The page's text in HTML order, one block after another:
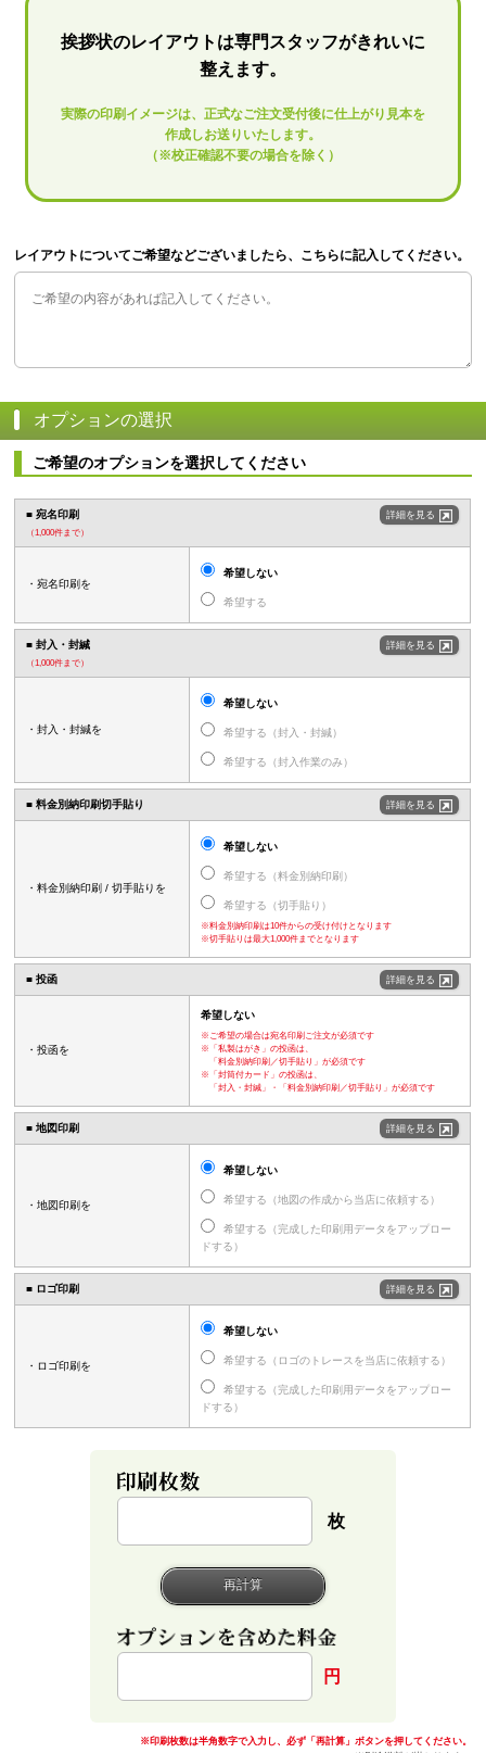
挨拶状のレイアウトは専門スタッフがきれいに
整えます。
実際の印刷イメージは、正式なご注文受付後に仕上がり見本を
作成しお送りいたします。
（※校正確認不要の場合を除く）
レイアウトについてご希望などございましたら、こちらに記入してください。
オプションの選択
ご希望のオプションを選択してください
■ 宛名印刷
（1,000件まで）
詳細を見る
・宛名印刷を
希望しない
希望する
■ 封入・封緘
（1,000件まで）
詳細を見る
・封入・封緘を
希望しない
希望する（封入・封緘）
希望する（封入作業のみ）
■ 料金別納印刷切手貼り 詳細を見る
・料金別納印刷 / 切手貼りを
希望しない
希望する（料金別納印刷）
希望する（切手貼り）
※料金別納印刷は10件からの受け付けとなります
※切手貼りは最大1,000件までとなります
■ 投函 詳細を見る
・投函を
希望しない
※ご希望の場合は宛名印刷ご注文が必須です
※「私製はがき」の投函は、
「料金別納印刷／切手貼り」が必須です
※「封筒付カード」の投函は、
「封入・封緘」・「料金別納印刷／切手貼り」が必須です
■ 地図印刷 詳細を見る
・地図印刷を
希望しない
希望する（地図の作成から当店に依頼する）
希望する（完成した印刷用データをアップロー
ドする）
■ ロゴ印刷 詳細を見る
・ロゴ印刷を
希望しない
希望する（ロゴのトレースを当店に依頼する）
希望する（完成した印刷用データをアップロー
ドする）
枚
円
※印刷枚数は半角数字で入力し、必ず「再計算」ボタンを押してください。